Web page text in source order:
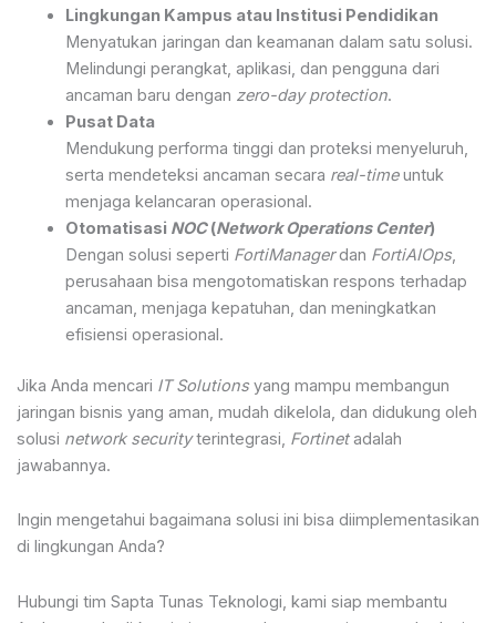
Lingkungan Kampus atau Institusi Pendidikan
Menyatukan jaringan dan keamanan dalam satu solusi.
Melindungi perangkat, aplikasi, dan pengguna dari
ancaman baru dengan zero-day protection.
Pusat Data
Mendukung performa tinggi dan proteksi menyeluruh,
serta mendeteksi ancaman secara real-timeuntuk
menjaga kelancaran operasional.
Otomatisasi NOC(Network Operations Center)
Dengan solusi seperti FortiManagerdan FortiAIOps,
perusahaan bisa mengotomatiskan respons terhadap
ancaman, menjaga kepatuhan, dan meningkatkan
efisiensi operasional.
Jika Anda mencari IT Solutionsyang mampu membangun
jaringan bisnis yang aman, mudah dikelola, dan didukung oleh
solusi network securityterintegrasi, Fortinetadalah
jawabannya.
Ingin mengetahui bagaimana solusi ini bisa diimplementasikan
di lingkungan Anda?
Hubungi tim Sapta Tunas Teknologi, kami siap membantu